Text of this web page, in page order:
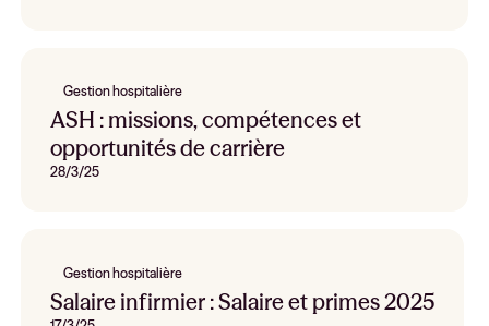
Gestion hospitalière
ASH : missions, compétences et
opportunités de carrière
28/3/25
Gestion hospitalière
Salaire infirmier : Salaire et primes 2025